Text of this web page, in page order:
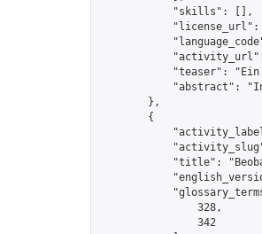
            "skills": [],
"license_url":
"teaser":
"abstract":
        },
        {
"title":
                328,
                342